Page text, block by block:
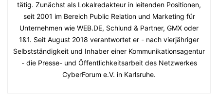
tätig. Zunächst als Lokalredakteur in leitenden Positionen,
seit 2001 im Bereich Public Relation und Marketing für
Unternehmen wie WEB.DE, Schlund & Partner, GMX oder
1&1. Seit August 2018 verantwortet er - nach vierjähriger
Selbstständigkeit und Inhaber einer Kommunikationsagentur
- die Presse- und Öffentlichkeitsarbeit des Netzwerkes
CyberForum e.V. in Karlsruhe.